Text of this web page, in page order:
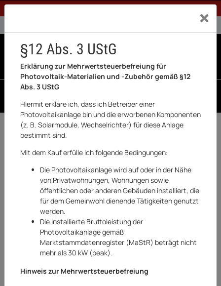
1% Rabatt bei Banküberweisung (Privatkunden)Exklusiv
Zurück Garten & Outdoor
§12 Abs. 3 UStG
Erklärung zur Mehrwertsteuerbefreiung für
Photovoltaik-Materialien und -Zubehör gemäß §12
Abs. 3 UStG
Hiermit erkläre ich, dass ich Betreiber einer
Photovoltaikanlage bin und die erworbenen Komponenten
(z. B. Solarmodule, Wechselrichter) für diese Anlage
bestimmt sind.
Mit dem Kauf erfülle ich folgende Bedingungen:
Die Photovoltaikanlage wird auf oder in der Nähe
von Privatwohnungen, Wohnungen sowie
öffentlichen oder anderen Gebäuden installiert, die
für dem Gemeinwohl dienende Tätigkeiten genutzt
werden.
Die installierte Bruttoleistung der
Photovoltaikanlage gemäß
Marktstammdatenregister (MaStR) beträgt nicht
mehr als 30 kW (peak).
Hinweis zur Mehrwertsteuerbefreiung